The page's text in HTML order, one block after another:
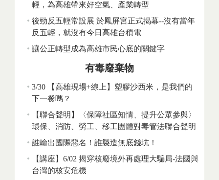
輕，為高雄帶來好空氣、產業轉型
後勁反五輕常設展 於鳳屏宮正式揭幕--沒有當年
反五輕，就沒有今日高雄台積電
讓公正轉型成為高雄市民心底的關鍵字
有毒廢棄物
3/30 【高雄現場+線上】塑膠沙西米，是我們的
下一餐嗎？
【聯合聲明】〈保障社區知情、提升公眾參與〉
環保、消防、勞工、移工團體對毒管法聯合聲明
誰輸出國際惡名！誰製造無底錢坑！
【講座】6/02 揭穿核廢境外再處理大騙局-法國與
台灣的核安危機